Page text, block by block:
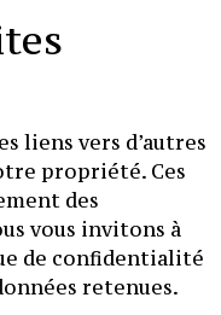
liens vers d’autres
propriété. Ces
des
vous invitons à
de confidentialité
retenues.